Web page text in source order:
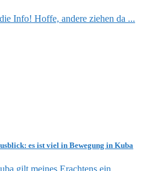
Info! Hoffe, andere ziehen da ...
es ist viel in Bewegung in Kuba